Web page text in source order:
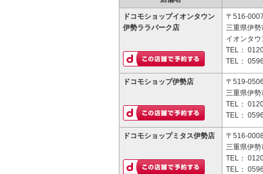
ドコモショップイオンタウン
伊勢ララパーク店
〒516-0007
三重県伊
イオンタ
TEL：
TEL：
ドコモショップ伊勢店
〒519-0506
三重県伊
TEL：
TEL：
ドコモショップミタス伊勢店
〒516-
三重県伊
TEL：
TEL：